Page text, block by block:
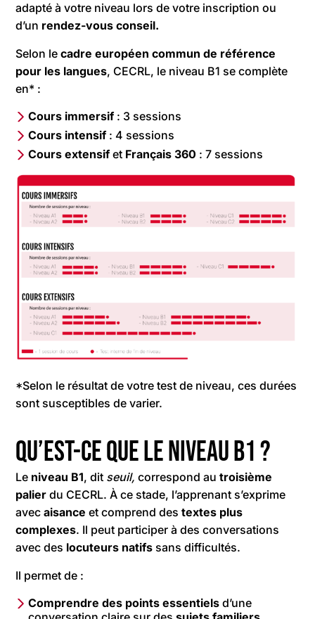
adapté à votre niveau lors de votre inscription ou
d’un rendez-vous conseil.
Selon lecadre européen commun de référence
pour les langues, CECRL, le niveau B1 se complète
en* :
Cours immersif : 3 sessions
Cours intensif : 4 sessions
Cours extensifet Français 360 : 7 sessions
*Selon le résultat de votre test de niveau, ces durées
sont susceptibles de varier.
Qu’est-ce que le niveau B1 ?
Le niveau B1, dit seuil, correspond autroisième
palier du CECRL. À ce stade, l’apprenant s’exprime
avecaisance et comprend destextes plus
complexes. Il peut participer à des conversations
avec des locuteurs natifs sans difficultés.
Il permet de :
Comprendre des points essentiels d’une